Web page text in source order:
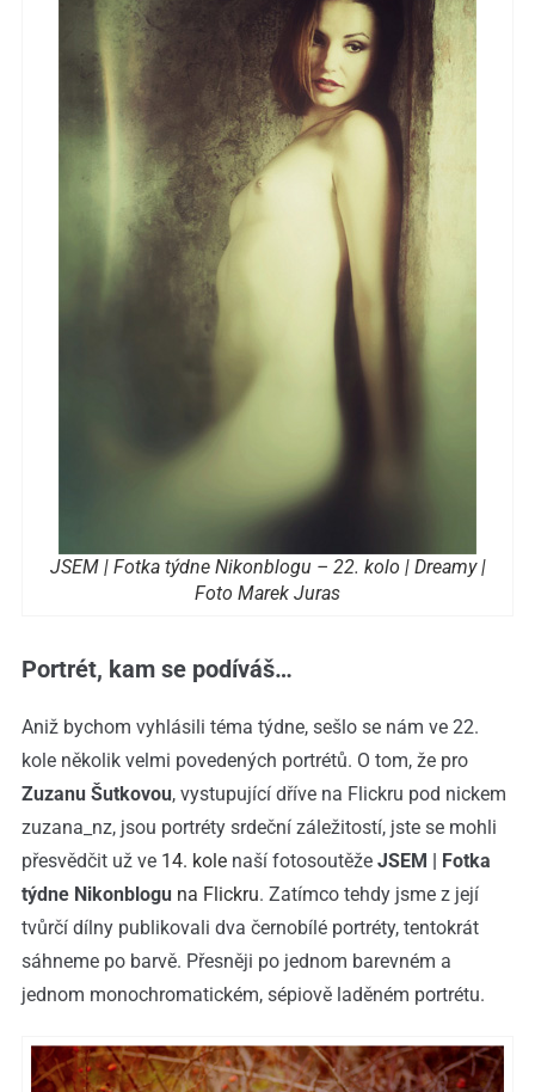
JSEM | Fotka týdne Nikonblogu – 22. kolo | Dreamy |
Foto Marek Juras
Portrét, kam se podíváš…
Aniž bychom vyhlásili téma týdne, sešlo se nám ve 22.
kole několik velmi povedených portrétů. O tom, že pro
Zuzanu Šutkovou, vystupující dříve na Flickru pod nickem
zuzana_nz, jsou portréty srdeční záležitostí, jste se mohli
přesvědčit už ve 14. kole naší fotosoutěže JSEM | Fotka
týdne Nikonblogu na Flickru. Zatímco tehdy jsme z její
tvůrčí dílny publikovali dva černobílé portréty, tentokrát
sáhneme po barvě. Přesněji po jednom barevném a
jednom monochromatickém, sépiově laděném portrétu.